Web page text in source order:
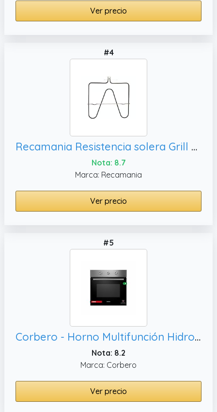
Ver precio
#4
Recamania Resistencia solera Grill Horno AEG Electrolux Zanussi Corbero 1700W 220V
Nota: 8.7
Marca: Recamania
Ver precio
#5
Corbero - Horno Multifunción Hidrolítico 65L | CCHM350MX | Limpieza Hidrólisis | 8 Programas | (L)59.5 x (A)59.5x57.5 (H) cm | Luz Interior | Puerta Doble Cristal | 3000W Potencia | Negro
Nota: 8.2
Marca: Corbero
Ver precio